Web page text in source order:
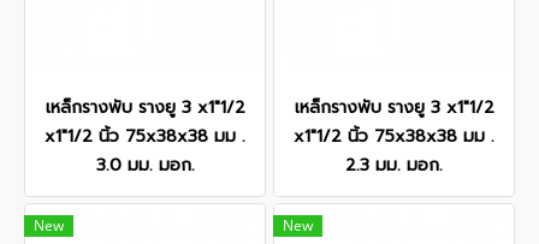
เหล็กรางพับ รางยู 3 x1"1/2
x1"1/2 นิ้ว 75x38x38 มม .
3.0 มม. มอก.
เหล็กรางพับ รางยู 3 x1"1/2
x1"1/2 นิ้ว 75x38x38 มม .
2.3 มม. มอก.
New New